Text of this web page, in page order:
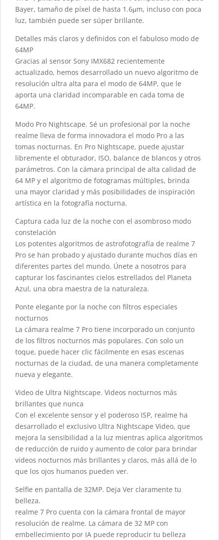
Bayer, tamaño de píxel de hasta 1.6μm, incluso con poca
luz, también puede ser súper brillante.
Detalles más claros y definidos con el fabuloso modo de
64MP
Gracias al sensor Sony IMX682 recientemente
actualizado, hemos desarrollado un nuevo algoritmo de
resolución ultra alta para el modo de 64MP, que le
aporta una claridad incomparable en cada toma de
64MP.
Modo Pro Nightscape. Sé un profesional por la noche
realme lleva de forma innovadora el modo Pro a las
tomas nocturnas. En Pro Nightscape, puede ajustar
libremente el obturador, ISO, balance de blancos y otros
parámetros. Con la cámara principal de alta calidad de
64 MP y el algoritmo de fotogramas múltiples, brinda
una mayor claridad y más posibilidades de inspiración
artística en la fotografía nocturna.
Captura cada luz de la noche con el asombroso modo
constelación
Los potentes algoritmos de astrofotografía de realme 7
Pro se han probado y ajustado durante muchos días en
diferentes partes del mundo. Únete a nosotros para
capturar los fascinantes cielos estrellados del Planeta
Azul, una obra maestra de la naturaleza.
Ponte elegante por la noche con filtros especiales
nocturnos
La cámara realme 7 Pro tiene incorporado un conjunto
de los filtros nocturnos más populares. Con solo un
toque, puede hacer clic fácilmente en esas escenas
nocturnas de la ciudad, de una manera completamente
nueva y elegante.
Video de Ultra Nightscape. Videos nocturnos más
brillantes que nunca
Con el excelente sensor y el poderoso ISP, realme ha
desarrollado el exclusivo Ultra Nightscape Video, que
mejora la sensibilidad a la luz mientras aplica algoritmos
de reducción de ruido y aumento de color para brindar
videos nocturnos más brillantes y claros, más allá de lo
que los ojos humanos pueden ver.
Selfie en pantalla de 32MP. Deja Ver claramente tu
belleza.
realme 7 Pro cuenta con la cámara frontal de mayor
resolución de realme. La cámara de 32 MP con
embellecimiento por IA puede reproducir tu belleza